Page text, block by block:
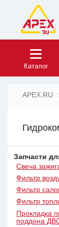
Каталог
APEX.RU
Запчасти
Свеча
Фильтр
Фильтр
Фильтр
Прокладка
поддона